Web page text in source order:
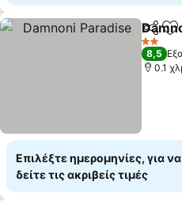
2 Αστέρια
8,5
0.1
Επιλέξτε ημερομηνίες, για να
δείτε τις ακριβείς τιμές